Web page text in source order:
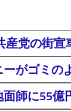
産党の街
がゴミの
師に55億